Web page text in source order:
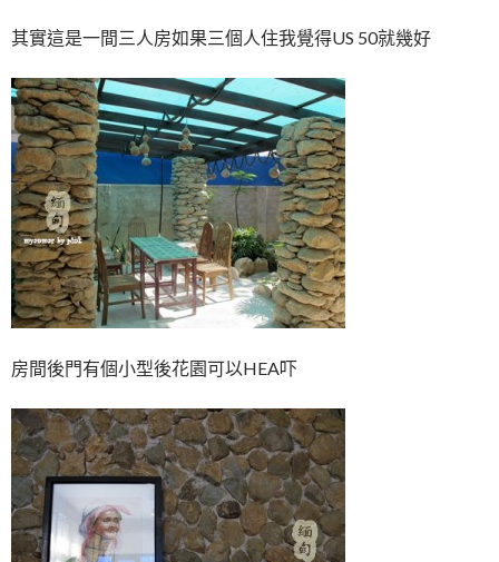
其實這是一間三人房如果三個人住我覺得US 50就幾好
房間後門有個小型後花園可以HEA吓